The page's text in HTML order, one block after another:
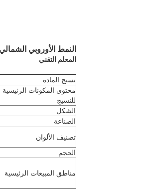
النمط الأوروبي الشمالي
المعلم التقني
نسيج المادة
محتوى المكونات الرئيسية
للنسيج
الشكل
الصناعة
تصنيف الألوان
الحجم
مناطق المبيعات الرئيسية